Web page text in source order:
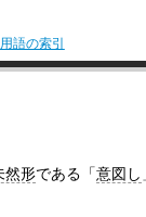
用語の索引
然形である「意図し